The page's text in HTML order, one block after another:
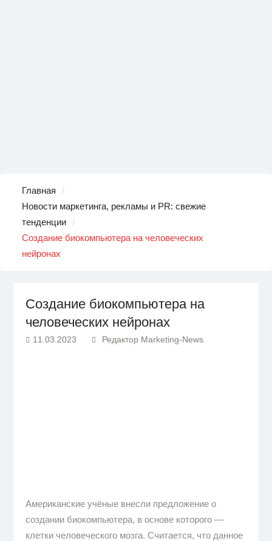
Главная
Новости маркетинга, рекламы и PR: свежие
тенденции
Создание биокомпьютера на человеческих
нейронах
Создание биокомпьютера на
человеческих нейронах
11.03.2023 Редактор Marketing-News
Американские учёные внесли предложение о
создании биокомпьютера, в основе которого —
клетки человеческого мозга. Считается, что данное